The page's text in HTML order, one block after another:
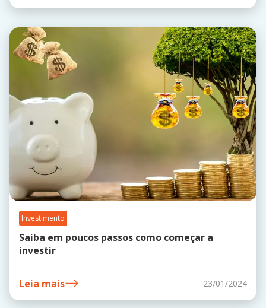
Investimento
Saiba em poucos passos como começar a
investir
Leia mais 23/01/2024